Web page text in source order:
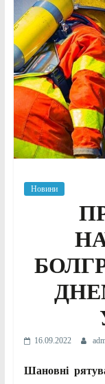
Новини
16.09.2022
Шановні